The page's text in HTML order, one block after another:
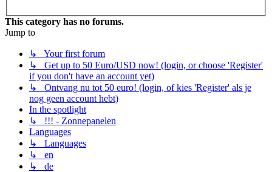
This category has no forums.
Jump to
↳ Your first forum
↳ Get up to 50 Euro/USD now! (login, or choose 'Register'
if you don't have an account yet)
↳ Ontvang nu tot 50 euro! (login, of kies 'Register' als je
nog geen account hebt)
In the spotlight
↳ !!! - Zonnepanelen
Languages
↳ Languages
↳ en
↳ de